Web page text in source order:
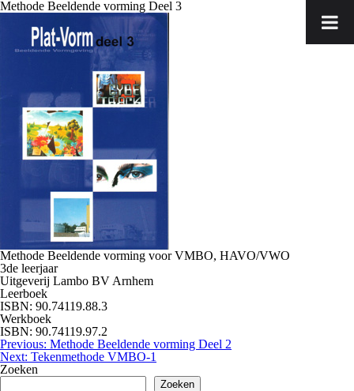
Methode Beeldende vorming Deel 3
Methode Beeldende vorming voor VMBO, HAVO/VWO
3de leerjaar
Uitgeverij Lambo BV Arnhem
Leerboek
ISBN: 90.74119.88.3
Werkboek
ISBN: 90.74119.97.2
Bericht
navigatie
Previous: Methode Beeldende vorming Deel 2
Next: Tekenmethode VMBO-1
Zoeken
Zoeken